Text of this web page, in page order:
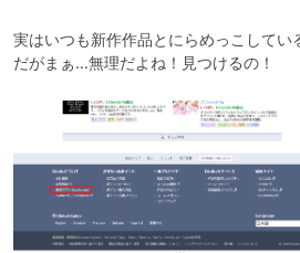
実はいつも新作作品とにらめっこしてい
だがまぁ…無理だよね！見つけるの！